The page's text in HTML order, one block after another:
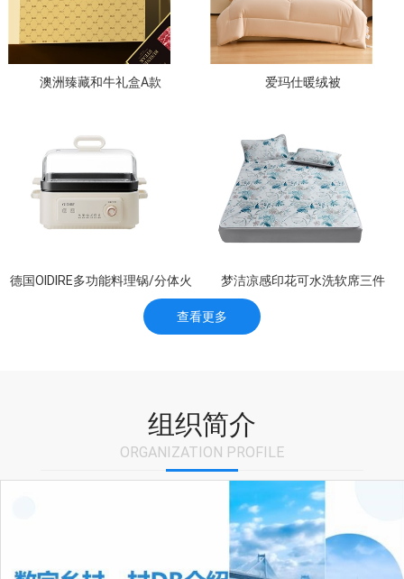
澳洲臻藏和牛礼盒A款 爱玛仕暖绒被
德国OIDIRE多功能料理锅/分体火 梦洁凉感印花可水洗软席三件
套：森呼吸1010789008
查看更多
组织简介
ORGANIZATION PROFILE